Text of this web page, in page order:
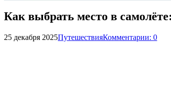
Как выбрать место в
25 декабря 2025ПутешествияКомментарии: 0